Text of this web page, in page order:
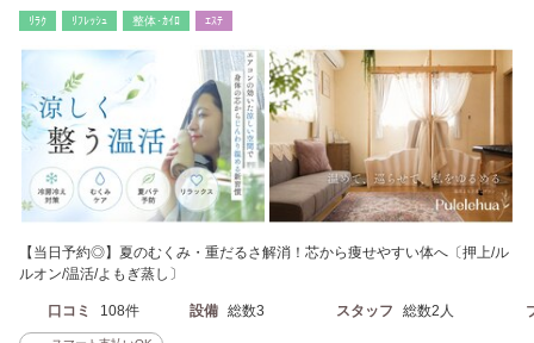
ﾘﾗｸ ﾘﾌﾚｯｼｭ 整体･ｶｲﾛ ｴｽﾃ
【当日予約◎】夏のむくみ・重だるさ解消！芯から痩せやすい体へ〔押上/ル
ルオン/温活/よもぎ蒸し〕
口コミ 108件 設備 総数3 スタッフ 総数2人